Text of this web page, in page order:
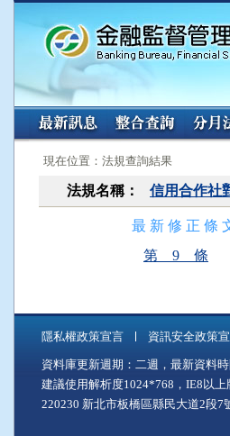
:::
現在位置：法規查詢結果
法規名稱： 信用合作社
最 新 修 正 條
第 9 條
隱私權政策宣言 資訊安全政策
資料庫更新週期：二週，最新資料
建議使用解析度1024*768，IE8以
220230 新北市板橋區縣民大道2段